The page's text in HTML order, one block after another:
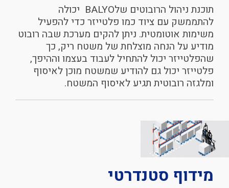
תוכנת ניהול הרובוטים שלBALYO יכולה
להתממשק עם ציוד כמו פלטייזר כדי להפעיל
משימות אוטומטית. ניתן להקים מערכת שבה רובוט
מודיע על הנחה מוצלחת של משטח ריק, כך
שהפלטייזר יכול להתחיל לעבוד בעצמו וההיפך,
פלטייזר יכול גם להודיע ​​שמשטח מוכן לאיסוף
ומלגזה רובוטית תגיע לאיסוף המשטח.
מידוף סטנדרטי